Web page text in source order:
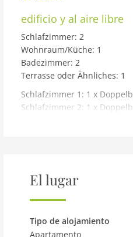
edificio y al aire libre
Schlafzimmer: 2
Wohnraum/Küche: 1
Badezimmer: 2
Terrasse oder Ähnliches: 1
Schlafzimmer 1: 1 x
Schlafzimmer 2: 1 x
Badezimmer: WC. Warmes
Badezimmer: WC. Warmes
Haus Typ: Ferienwohnung 52
Etage: 1. Stock
Isolierung: Winterfest
El lugar
Tipo de alojamiento
Apartamento